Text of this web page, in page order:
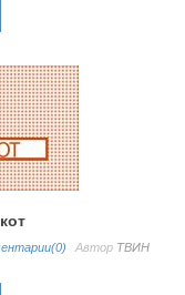
Автор ТВИН